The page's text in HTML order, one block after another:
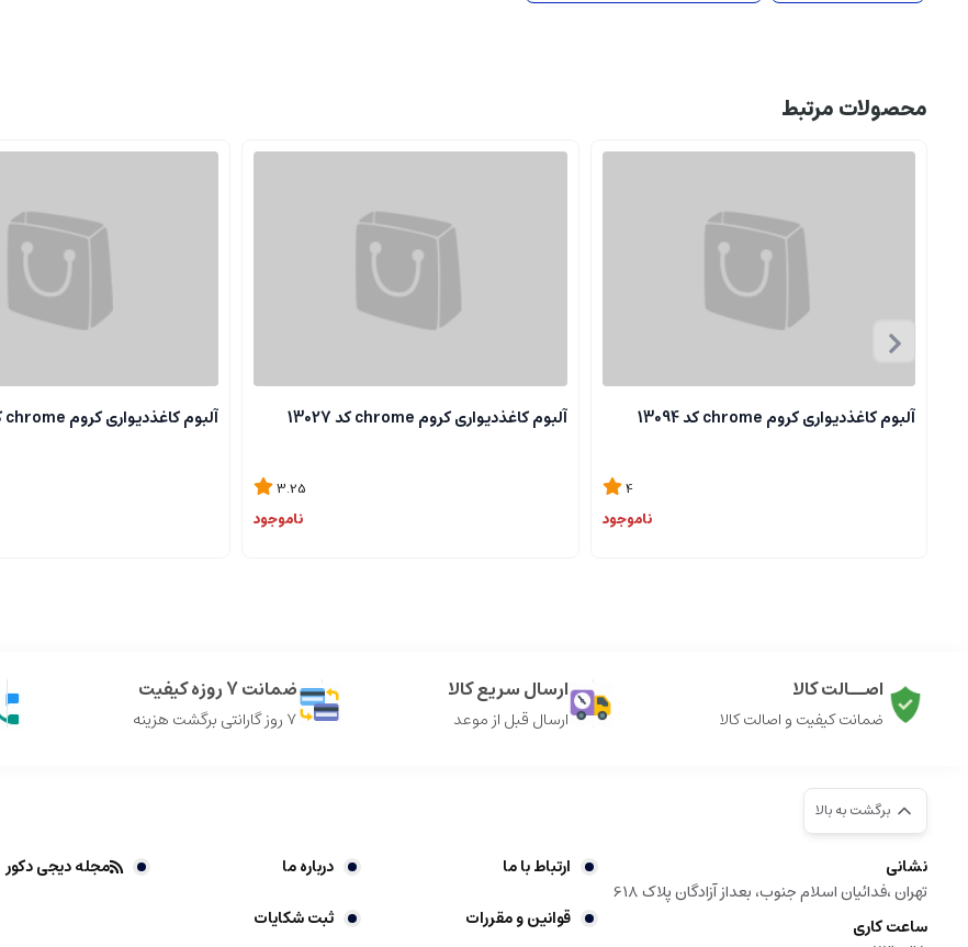
محصولات مرتبط
آلبوم کاغذدیواری کروم chrome کد 13094
4
ناموجود
آلبوم کاغذدیواری کروم chrome کد 13027
3.25
ناموجود
آلبوم کاغذدیواری کروم chrome کد 13118
اصــالت کالا
ضمانت کیفیت و اصالت کالا
ارسال سریع کالا
ارسال قبل از موعد
ضمانت 7 روزه کیفیت
7 روز گارانتی برگشت هزینه
برگشت به بالا
نشانی
تهران ،فدائیان اسلام جنوب، بعداز آزادگان پلاک 618
ساعت کاری
ارتباط با ما درباره ما
مجله دیجی دکور
قوانین و مقررات
ثبت شکایات